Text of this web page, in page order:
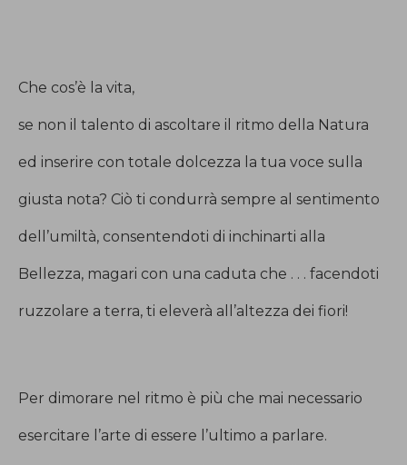
Che cos’è la vita,
se non il talento di ascoltare il ritmo della Natura
ed inserire con totale dolcezza la tua voce sulla
giusta nota? Ciò ti condurrà sempre al sentimento
dell’umiltà, consentendoti di inchinarti alla
Bellezza, magari con una caduta che . . . facendoti
ruzzolare a terra, ti eleverà all’altezza dei fiori!
Per dimorare nel ritmo è più che mai necessario
esercitare l’arte di essere l’ultimo a parlare.